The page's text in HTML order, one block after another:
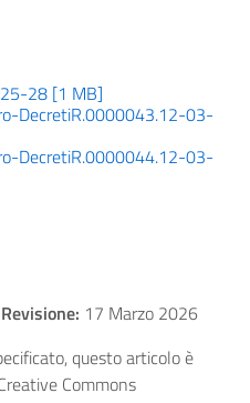
28 [1 MB]
DecretiR.0000043.12-03-
DecretiR.0000044.12-03-
Revisione: 17 Marzo 2026
questo articolo è
Commons